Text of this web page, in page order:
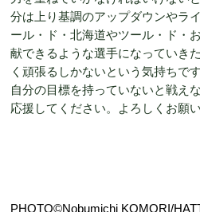
分は上り基調のアップダウンやラ
ール・ド・北海道やツール・ド・
献できるような選手になっていき
く頑張るしかないという気持ちで
自分の目標を持っていないと戦え
応援してください。よろしくお願
PHOTO©︎Nobumichi KOMORI/